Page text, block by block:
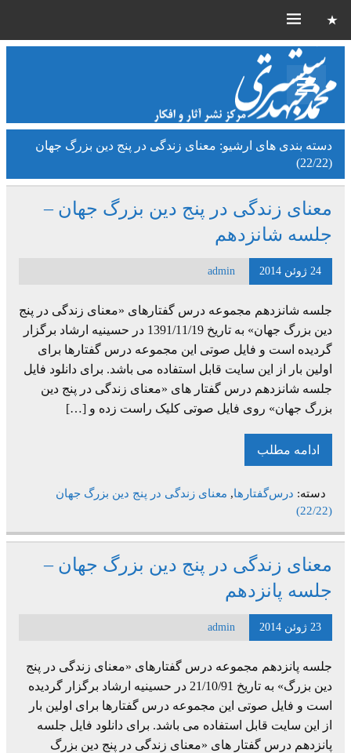
دسته بندی های ارشیو: معنای زندگی در پنج دین بزرگ جهان
(22/22)
معنای زندگی در پنج دین بزرگ جهان –
جلسه شانزدهم
24 ژوئن 2014 admin
جلسه شانزدهم مجموعه درس گفتارهای «معنای زندگی در پنج
دین بزرگ جهان» به تاریخ 1391/11/19 در حسینیه ارشاد برگزار
گردیده است و فایل صوتی این مجموعه درس گفتارها برای
اولین بار از این سایت قابل استفاده می باشد. برای دانلود فایل
جلسه شانزدهم درس گفتار های «معنای زندگی در پنج دین
بزرگ جهان» روی فایل صوتی کلیک راست زده و […]
ادامه مطلب
دسته: درس‌گفتارها, معنای زندگی در پنج دین بزرگ جهان
(22/22)
معنای زندگی در پنج دین بزرگ جهان –
جلسه پانزدهم
23 ژوئن 2014 admin
جلسه پانزدهم مجموعه درس گفتارهای «معنای زندگی در پنج
دین بزرگ» به تاریخ 21/10/91 در حسینیه ارشاد برگزار گردیده
است و فایل صوتی این مجموعه درس گفتارها برای اولین بار
از این سایت قابل استفاده می باشد. برای دانلود فایل جلسه
پانزدهم درس گفتار های «معنای زندگی در پنج دین بزرگ